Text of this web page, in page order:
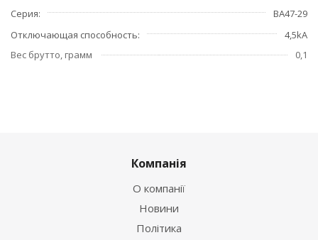
Серия
ВА47-29
Отключающая способность
4,5kA
Вес брутто, грамм
0,1
Компанія
О компанії
Новини
Політика